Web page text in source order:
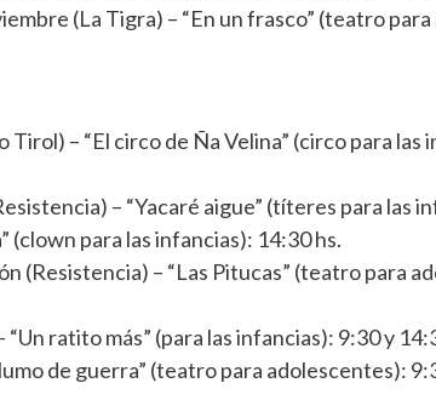
(La Tigra) – “En un frasco” (teatro
– “El circo de Ña Velina” (circo para las
– “Yacaré aigue” (títeres para las
(clown para las infancias): 14:30 hs.
(Resistencia) – “Las Pitucas” (teatro para
ratito más” (para las infancias): 9:30 y
de guerra” (teatro para adolescentes):